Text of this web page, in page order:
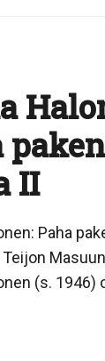
II
Paha
Teijon
(s. 1946)